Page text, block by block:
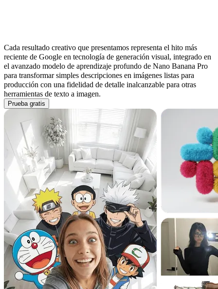
Cada resultado creativo que presentamos representa el hito más
reciente de Google en tecnología de generación visual, integrado en
el avanzado modelo de aprendizaje profundo de Nano Banana Pro
para transformar simples descripciones en imágenes listas para
producción con una fidelidad de detalle inalcanzable para otras
herramientas de texto a imagen.
Prueba gratis